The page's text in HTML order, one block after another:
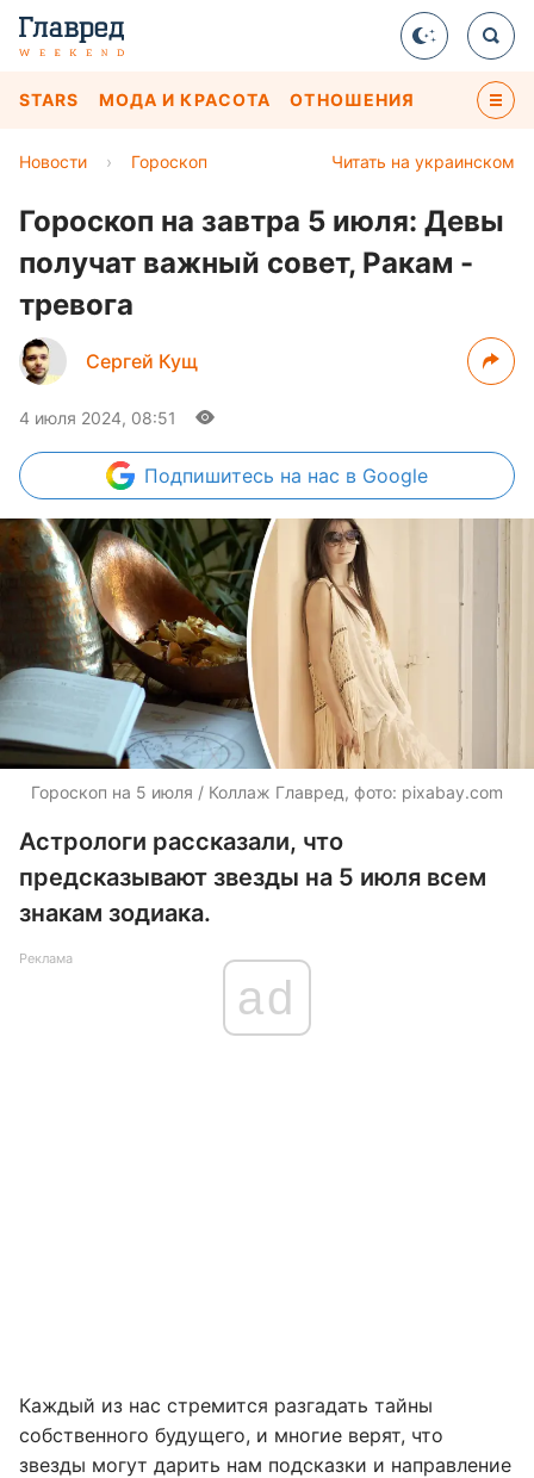
STARS МОДА И КРАСОТА ОТНОШЕНИЯ
Читать на украинском
Новости › Гороскоп
Гороскоп на завтра 5 июля: Девы
получат важный совет, Ракам -
тревога
Сергей Кущ
4 июля 2024, 08:51
Подпишитесь на нас в Google
Гороскоп на 5 июля / Коллаж Главред, фото: pixabay.com
Астрологи рассказали, что
предсказывают звезды на 5 июля всем
знакам зодиака.
Реклама
ad
Каждый из нас стремится разгадать тайны
собственного будущего, и многие верят, что
звезды могут дарить нам подсказки и направление